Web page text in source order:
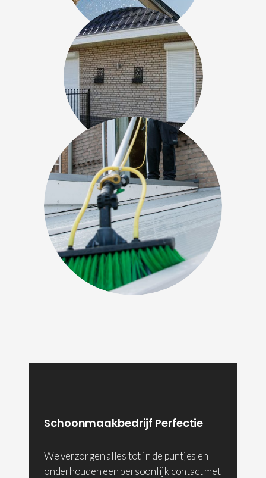
Schoonmaakbedrijf Perfectie
We verzorgen alles tot in de puntjes en
onderhouden een persoonlijk contact met